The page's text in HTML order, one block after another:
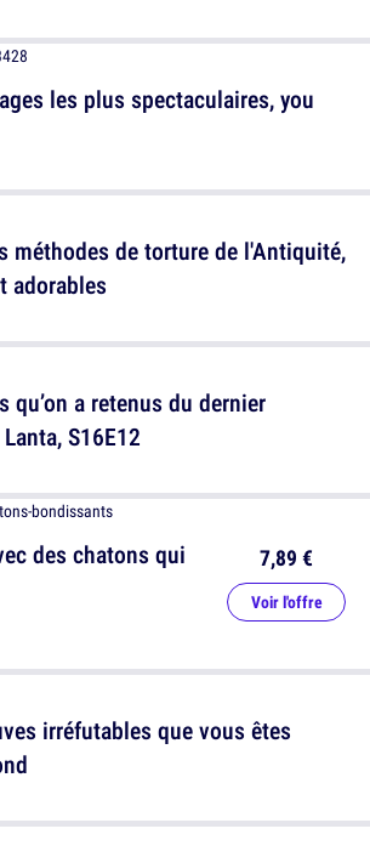
méthodes de torture de l'Antiquité,
adorables
des chatons qui
7,89 €
Voir l'offre
les plus spectaculaires, you
qu’on a retenus du dernier
S16E12
irréfutables que vous êtes